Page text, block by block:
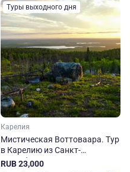
Туры выходного дня
Карелия
Мистическая Воттоваара. Тур
в Карелию из Санкт-
Петербурга
RUB 23,000